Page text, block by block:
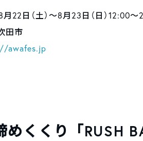
22日（土）〜8月23日（日）12:00
田市
awafes.jp
くくり「RUSH